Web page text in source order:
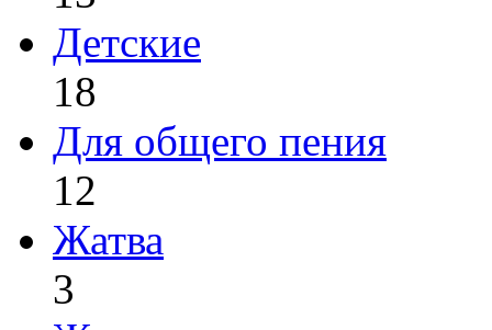
Детские
18
Для общего пения
12
Жатва
3